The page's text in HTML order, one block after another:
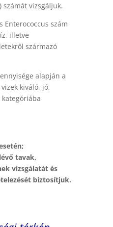
számát vizsgáljuk.
Enterococcus szám
illetve
származó
alapján a
kiváló, jó,
tavak,
vizsgálatát és
biztosítjuk.